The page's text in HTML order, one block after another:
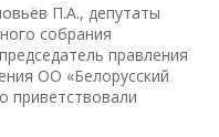
П.А., депутаты
собрания
правления
ОО «Белорусский
приветствовали